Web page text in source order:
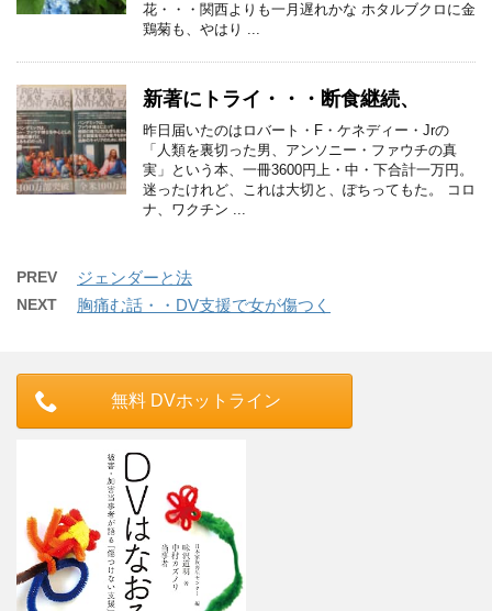
花・・・関西よりも一月遅れかな ホタルブクロに金
鶏菊も、やはり ...
新著にトライ・・・断食継続、
昨日届いたのはロバート・F・ケネディー・Jrの
「人類を裏切った男、アンソニー・ファウチの真
実」という本、一冊3600円上・中・下合計一万円。
迷ったけれど、これは大切と、ぽちってもた。 コロ
ナ、ワクチン ...
PREV ジェンダーと法
NEXT 胸痛む話・・DV支援で女が傷つく
無料 DVホットライン